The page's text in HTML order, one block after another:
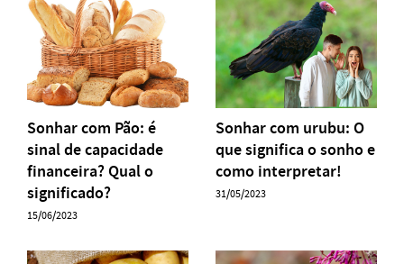
Sonhar com Pão: é
sinal de capacidade
financeira? Qual o
significado?
15/06/2023
Sonhar com urubu: O
que significa o sonho e
como interpretar!
31/05/2023